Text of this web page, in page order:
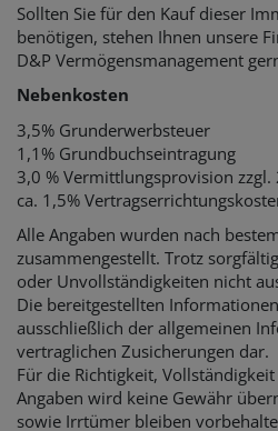
Sollten Sie für den Kauf dieser
benötigen, stehen Ihnen unsere
D&P Vermögensmanagement
Nebenkosten
3,5% Grunderwerbsteuer
1,1% Grundbuchseintragung
3,0 % Vermittlungsprovision zzgl.
ca. 1,5%
Alle Angaben wurden nach
zusammengestellt. Trotz
oder Unvollständigkeiten nicht
Die bereitgestellten
ausschließlich der allgemeinen
vertraglichen Zusicherungen dar.
Für die Richtigkeit,
Angaben wird keine Gewähr
sowie Irrtümer bleiben